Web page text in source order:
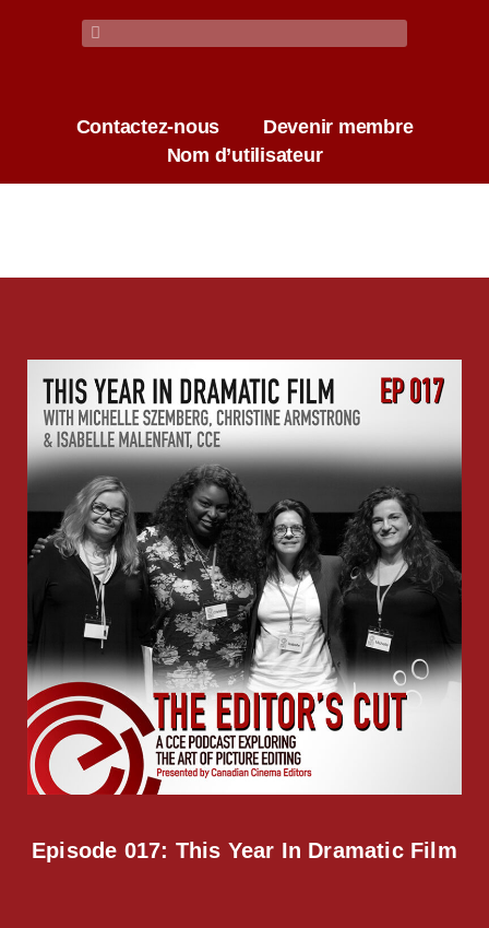
Contactez-nous
Devenir membre
Nom d’utilisateur
Episode 017: This Year In Dramatic Film